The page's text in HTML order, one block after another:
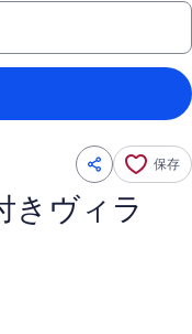
保存
きヴィラ